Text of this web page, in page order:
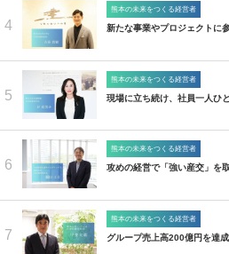
4
熊本の未来をつくる経営者
新たな事業やプロジェクトに
5
熊本の未来をつくる経営者
現場に立ち続け、社員一人ひ
6
熊本の未来をつくる経営者
攻めの経営で「強い産交」を
7
熊本の未来をつくる経営者
グループ売上高200億円を達